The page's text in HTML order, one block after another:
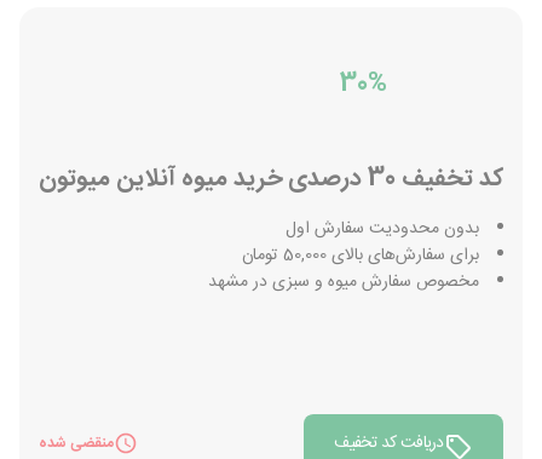
30%
کد تخفیف 30 درصدی خرید میوه آنلاین میوتون
بدون محدودیت سفارش اول
برای سفارش‌های بالای 50,000 تومان
مخصوص سفارش میوه و سبزی در مشهد
دریافت کد تخفیف منقضی شده